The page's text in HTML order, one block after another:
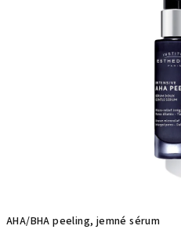
AHA/BHA peeling, jemné sérum